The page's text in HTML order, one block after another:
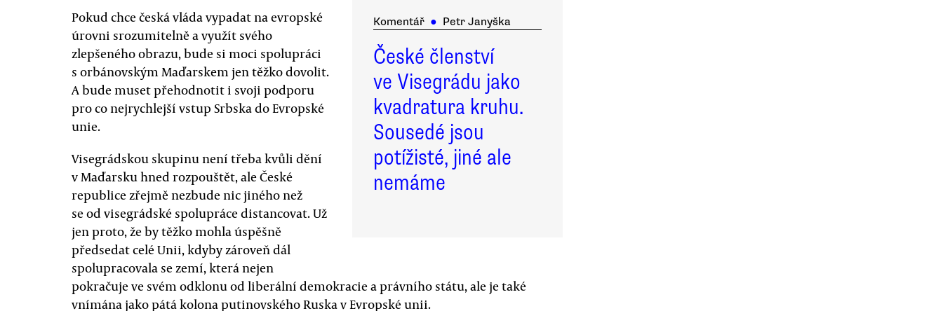
Komentář ● Petr Janyška
České členství
ve Visegrádu jako
kvadratura kruhu.
Sousedé jsou
potížisté, jiné ale
nemáme
Pokud chce česká vláda vypadat na evropské
úrovni srozumitelně a využít svého
zlepšeného obrazu, bude si moci spolupráci
s orbánovským Maďarskem jen těžko dovolit.
A bude muset přehodnotit i svoji podporu
pro co nejrychlejší vstup Srbska do Evropské
unie.
Visegrádskou skupinu není třeba kvůli dění
v Maďarsku hned rozpouštět, ale České
republice zřejmě nezbude nic jiného než
se od visegrádské spolupráce distancovat. Už
jen proto, že by těžko mohla úspěšně
předsedat celé Unii, kdyby zároveň dál
spolupracovala se zemí, která nejen
pokračuje ve svém odklonu od liberální demokracie a právního státu, ale je také
vnímána jako pátá kolona putinovského Ruska v Evropské unii.